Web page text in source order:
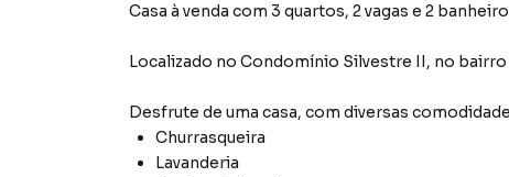
Casa à venda com 3 quartos, 2 vagas e 2
Localizado no Condomínio Silvestre II, no bairro
Desfrute de uma casa, com diversas
Churrasqueira
Lavanderia